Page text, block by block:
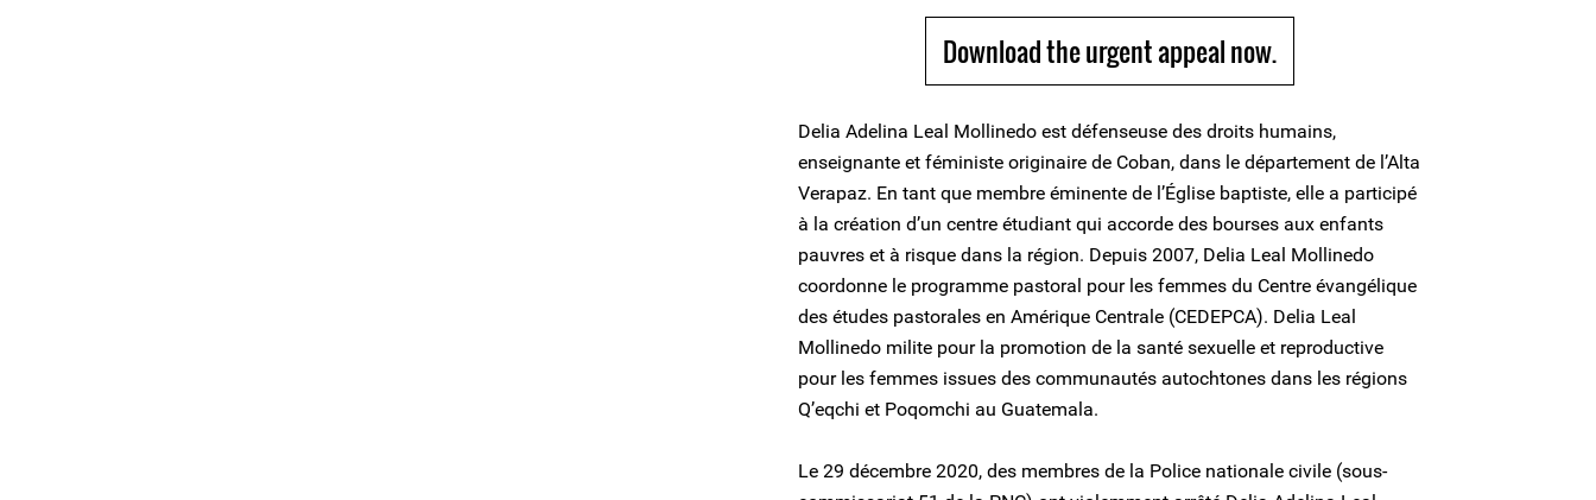
Download the urgent appeal now.
Delia Adelina Leal Mollinedo est défenseuse des droits humains,
enseignante et féministe originaire de Coban, dans le département de l’Alta
Verapaz. En tant que membre éminente de l’Église baptiste, elle a participé
à la création d’un centre étudiant qui accorde des bourses aux enfants
pauvres et à risque dans la région. Depuis 2007, Delia Leal Mollinedo
coordonne le programme pastoral pour les femmes du Centre évangélique
des études pastorales en Amérique Centrale (CEDEPCA). Delia Leal
Mollinedo milite pour la promotion de la santé sexuelle et reproductive
pour les femmes issues des communautés autochtones dans les régions
Q’eqchi et Poqomchi au Guatemala.
Le 29 décembre 2020, des membres de la Police nationale civile (sous-